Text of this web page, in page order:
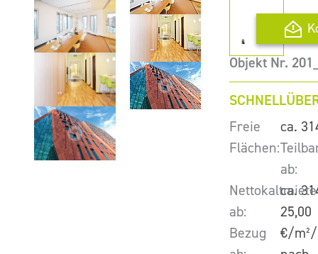
Objekt Nr.
Freie
Flächen:
ca.
ab:
ca.
Nettokaltmiete
ab:
25,00
€/
Bezug